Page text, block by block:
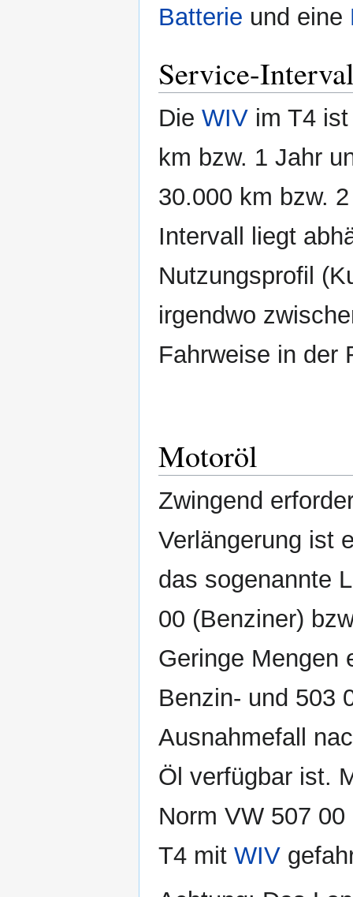
Batterie und eine
Service-
Die WIV im T4
km bzw. 1 Jahr
30.000 km bzw.
Intervall liegt
Nutzungsprofil
irgendwo
Fahrweise in der
Motoröl
Zwingend
Verlängerung ist
das sogenannte
00 (Benziner)
Geringe Mengen
Benzin- und 503
Ausnahmefall
Öl verfügbar ist.
Norm VW 507
T4 mit WIV